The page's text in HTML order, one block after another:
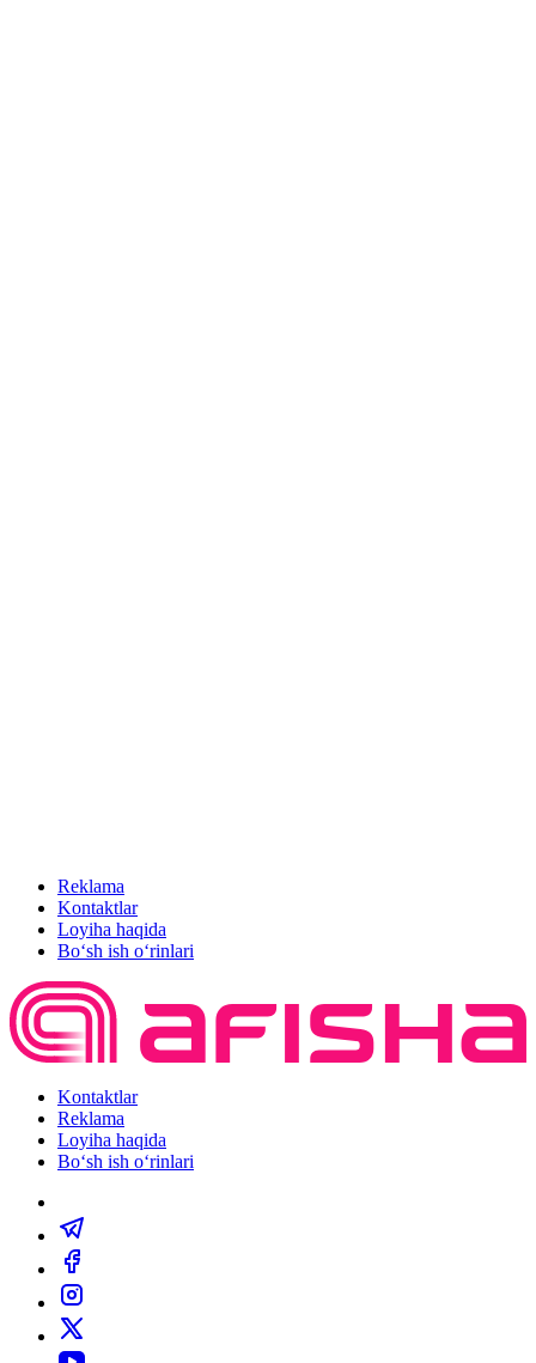
Reklama
Kontaktlar
Loyiha haqida
Bo‘sh ish o‘rinlari
Kontaktlar
Reklama
Loyiha haqida
Bo‘sh ish o‘rinlari